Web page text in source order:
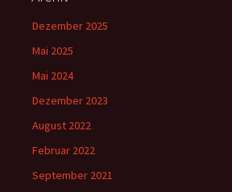
Dezember 2025
Mai 2025
Mai 2024
Dezember 2023
August 2022
Februar 2022
September 2021